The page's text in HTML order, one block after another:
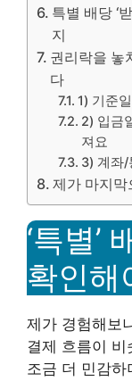
특별 배당 ‘
지
권리락을 놓
다
1) 기준
2) 입금
져요
3) 계좌/
제가 마지
‘특별’
확인해
제가 경험해보
결제 흐름이
조금 더 민감